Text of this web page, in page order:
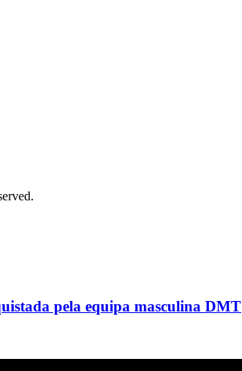
pela equipa masculina DMT